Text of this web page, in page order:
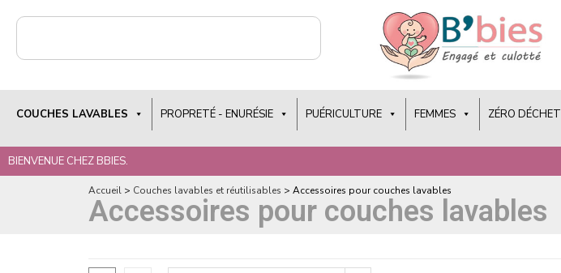
COUCHES LAVABLES PROPRETÉ - ENURÉSIE PUÉRICULTURE FEMMES ZÉRO DÉCHET
BIENVENUE CHEZ BBIES.
Accueil > Couches lavables et réutilisables >Accessoires pour couches lavables
Accessoires pour couches lavables